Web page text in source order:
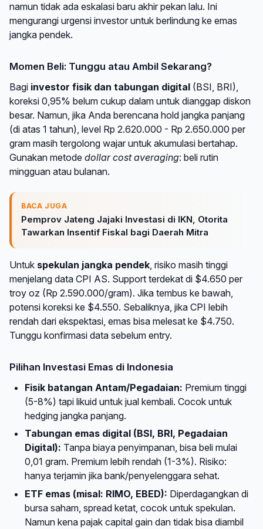
namun tidak ada eskalasi baru akhir pekan lalu. Ini
mengurangi urgensi investor untuk berlindung ke emas
jangka pendek.
Momen Beli: Tunggu atau Ambil Sekarang?
Bagi investor fisik dan tabungan digital (BSI, BRI),
koreksi 0,95% belum cukup dalam untuk dianggap diskon
besar. Namun, jika Anda berencana hold jangka panjang
(di atas 1 tahun), level Rp 2.620.000 - Rp 2.650.000 per
gram masih tergolong wajar untuk akumulasi bertahap.
Gunakan metode dollar cost averaging: beli rutin
mingguan atau bulanan.
BACA JUGA
Pemprov Jateng Jajaki Investasi di IKN, Otorita
Tawarkan Insentif Fiskal bagi Daerah Mitra
Untuk spekulan jangka pendek , risiko masih tinggi
menjelang data CPI AS. Support terdekat di $4.650 per
troy oz (Rp 2.590.000/gram). Jika tembus ke bawah,
potensi koreksi ke $4.550. Sebaliknya, jika CPI lebih
rendah dari ekspektasi, emas bisa melesat ke $4.750.
Tunggu konfirmasi data sebelum entry.
Pilihan Investasi Emas di Indonesia
Fisik batangan Antam/Pegadaian: Premium tinggi
(5-8%) tapi likuid untuk jual kembali. Cocok untuk
hedging jangka panjang.
Tabungan emas digital (BSI, BRI, Pegadaian
Digital): Tanpa biaya penyimpanan, bisa beli mulai
0,01 gram. Premium lebih rendah (1-3%). Risiko:
hanya terjamin jika bank/penyelenggara sehat.
ETF emas (misal: RIMO, EBED): Diperdagangkan di
bursa saham, spread ketat, cocok untuk spekulan.
Namun kena pajak capital gain dan tidak bisa diambil